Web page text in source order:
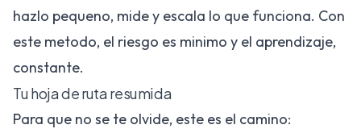
hazlo pequeno, mide y escala lo que funciona. Con
este metodo, el riesgo es minimo y el aprendizaje,
constante.
Tu hoja de ruta resumida
Para que no se te olvide, este es el camino: